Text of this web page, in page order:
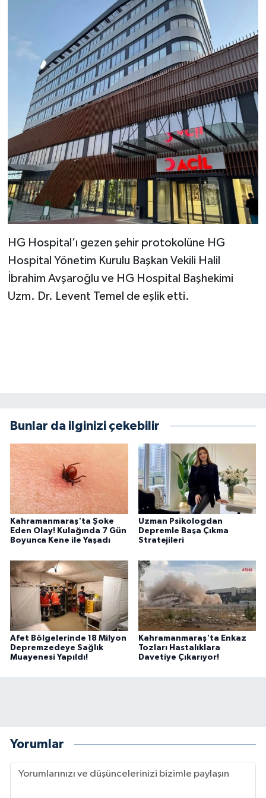
HG Hospital’ı gezen şehir protokolüne HG
Hospital Yönetim Kurulu Başkan Vekili Halil
İbrahim Avşaroğlu ve HG Hospital Başhekimi
Uzm. Dr. Levent Temel de eşlik etti.
Bunlar da ilginizi çekebilir
Kahramanmaraş'ta Şoke
Eden Olay! Kulağında 7 Gün
Boyunca Kene ile Yaşadı
Uzman Psikologdan
Depremle Başa Çıkma
Stratejileri
Afet Bölgelerinde 18 Milyon
Depremzedeye Sağlık
Muayenesi Yapıldı!
Kahramanmaraş'ta Enkaz
Tozları Hastalıklara
Davetiye Çıkarıyor!
Yorumlar
BİLİM TEKNOLOJİ
ASAYİŞ
SEÇİM 2015
ÇEVRE
BİLİM VE TEKNOLOJİ
YARIŞMALAR
TANITIM
HABERDE İNSAN